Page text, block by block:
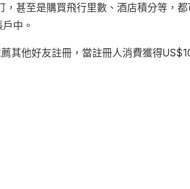
中。
其他好友註冊，當註冊人消費獲得